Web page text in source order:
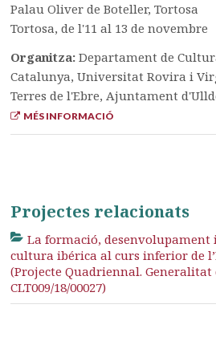
Palau Oliver de Boteller, Tortosa
Tortosa, de l'11 al 13 de novembre
Organitza:Departament de
Catalunya, Universitat Rovira i
Terres de l'Ebre, Ajuntament
MÉS INFORMACIÓ
Projectes relacionats
La formació, desenvolupament
cultura ibérica al curs inferior de
(Projecte Quadriennal. Generalitat
CLT009/18/00027)